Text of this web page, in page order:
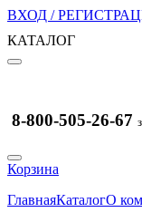
ВХОД /
КАТАЛОГ
8-800-505-26-67
Корзина
ГлавнаяКаталогО